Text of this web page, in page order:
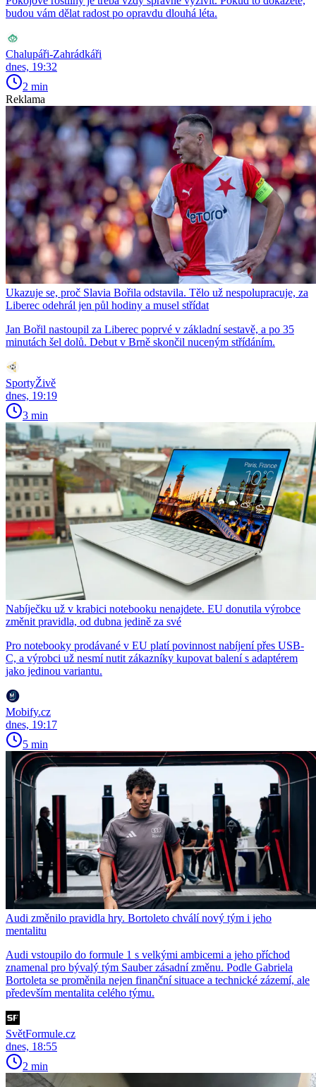
budou vám dělat radost po opravdu dlouhá léta.
Chalupáři-Zahrádkáři
dnes, 19:32
2 min
Reklama
Ukazuje se, proč Slavia Bořila odstavila. Tělo už nespolupracuje, za
Liberec odehrál jen půl hodiny a musel střídat
Jan Bořil nastoupil za Liberec poprvé v základní sestavě, a po 35
minutách šel dolů. Debut v Brně skončil nuceným střídáním.
SportyŽivě
dnes, 19:19
3 min
Nabíječku už v krabici notebooku nenajdete. EU donutila výrobce
změnit pravidla, od dubna jedině za své
Pro notebooky prodávané v EU platí povinnost nabíjení přes USB-
C, a výrobci už nesmí nutit zákazníky kupovat balení s adaptérem
jako jedinou variantu.
Mobify.cz
dnes, 19:17
5 min
Audi změnilo pravidla hry. Bortoleto chválí nový tým i jeho
mentalitu
Audi vstoupilo do formule 1 s velkými ambicemi a jeho příchod
znamenal pro bývalý tým Sauber zásadní změnu. Podle Gabriela
Bortoleta se proměnila nejen finanční situace a technické zázemí, ale
především mentalita celého týmu.
SvětFormule.cz
dnes, 18:55
2 min